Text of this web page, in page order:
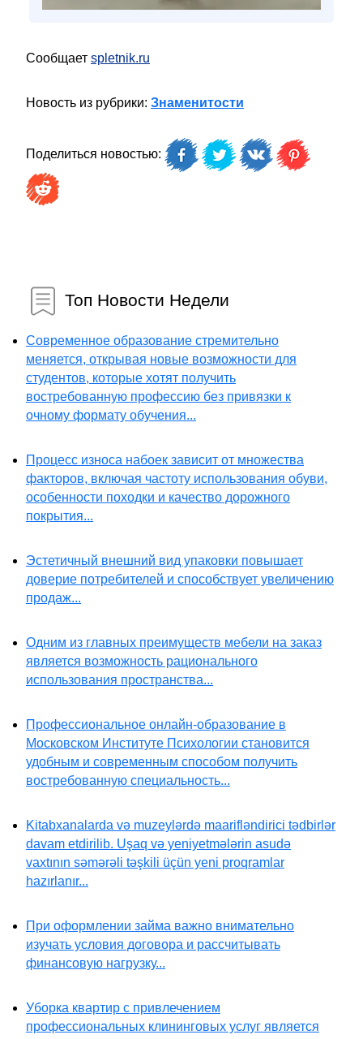
Сообщает spletnik.ru
Новость из рубрики: Знаменитости
Поделиться новостью:
Топ Новости Недели
Современное образование стремительно
меняется, открывая новые возможности для
студентов, которые хотят получить
востребованную профессию без привязки к
очному формату обучения...
Процесс износа набоек зависит от множества
факторов, включая частоту использования обуви,
особенности походки и качество дорожного
покрытия...
Эстетичный внешний вид упаковки повышает
доверие потребителей и способствует увеличению
продаж...
Одним из главных преимуществ мебели на заказ
является возможность рационального
использования пространства...
Профессиональное онлайн-образование в
Московском Институте Психологии становится
удобным и современным способом получить
востребованную специальность...
Kitabxanalarda və muzeylərdə maarifləndirici tədbirlər
davam etdirilib. Uşaq və yeniyetmələrin asudə
vaxtının səmərəli təşkili üçün yeni proqramlar
hazırlanır...
При оформлении займа важно внимательно
изучать условия договора и рассчитывать
финансовую нагрузку...
Уборка квартир с привлечением
профессиональных клининговых услуг является